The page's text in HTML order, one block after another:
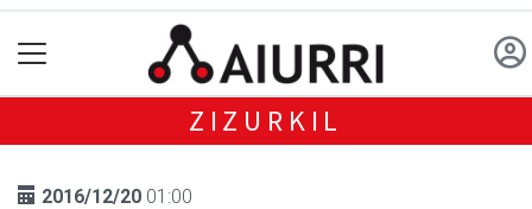
ZIZURKIL
2016/12/20 01:00